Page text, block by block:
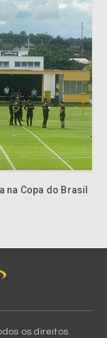
Copa do Brasil
os direitos